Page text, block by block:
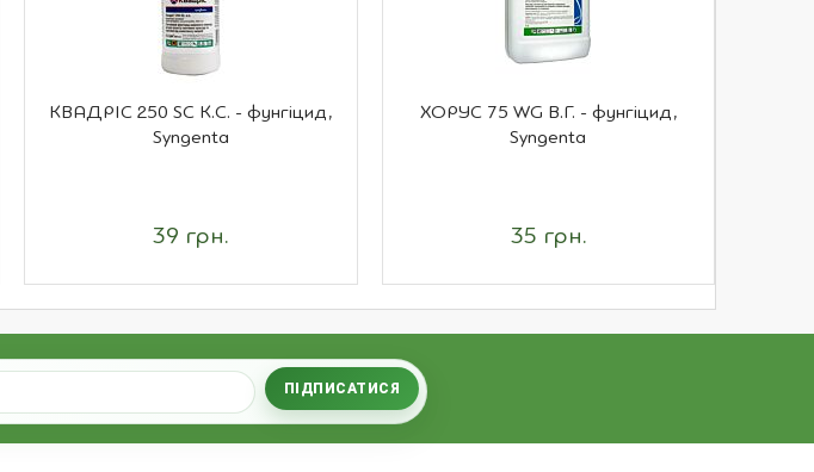
КВАДРІС 250 SC К.С. - фунгіцид,
Syngenta
39 грн.
ХОРУС 75 WG В.Г. - фунгіцид,
Syngenta
35 грн.
ПІДПИСАТИСЯ